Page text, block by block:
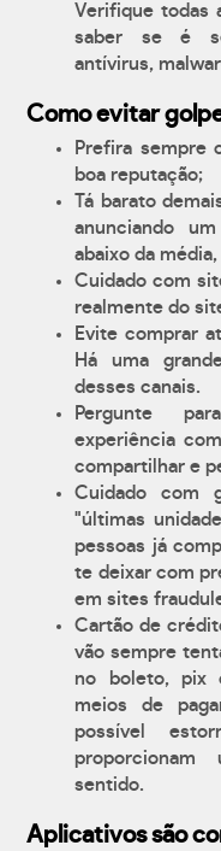
Verifique todas
saber se é
antívirus,
Como evitar
Prefira sempre
boa reputação;
Tá barato
anunciando
abaixo da
Cuidado com
realmente do
Evite comprar
Há uma
desses canais.
Pergunte
experiência
compartilhar e
Cuidado com
"últimas
pessoas já
te deixar com
em sites
Cartão de
vão sempre
no boleto, pix
meios de
possível
sentido.
Aplicativos são